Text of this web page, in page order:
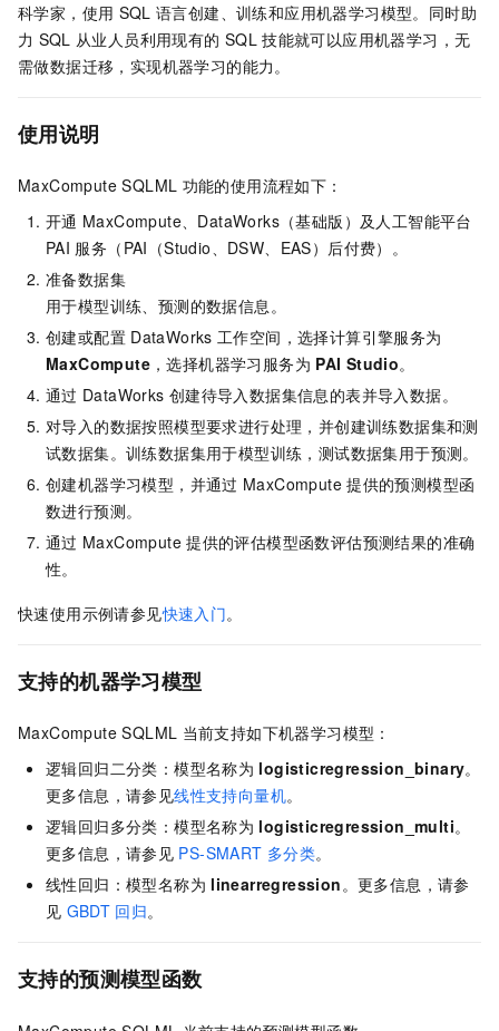
科学家，使用 SQL 语言创建、训练和应用机器学习模型。同时助
力 SQL 从业人员利用现有的 SQL 技能就可以应用机器学习，无
需做数据迁移，实现机器学习的能力。
使用说明
MaxCompute SQLML 功能的使用流程如下：
开通 MaxCompute、DataWorks（基础版）及 人工智能平台
PAI 服务（PAI（Studio、DSW、EAS）后付费）。
准备数据集
用于模型训练、预测的数据信息。
创建或配置 DataWorks 工作空间，选择计算引擎服务为
MaxCompute ，选择机器学习服务为 PAI Studio。
通过 DataWorks 创建待导入数据集信息的表并导入数据。
对导入的数据按照模型要求进行处理，并创建训练数据集和测
试数据集。训练数据集用于模型训练，测试数据集用于预测。
创建机器学习模型，并通过 MaxCompute 提供的预测模型函
数进行预测。
通过 MaxCompute 提供的评估模型函数评估预测结果的准确
性。
快速使用示例请参见快速入门。
支持的机器学习模型
MaxCompute SQLML 当前支持如下机器学习模型：
逻辑回归二分类：模型名称为 logisticregression_binary。
更多信息，请参见线性支持向量机。
逻辑回归多分类：模型名称为 logisticregression_multi。
更多信息，请参见 PS-SMART 多分类。
线性回归：模型名称为 linearregression。更多信息，请参
见 GBDT 回归。
支持的预测模型函数